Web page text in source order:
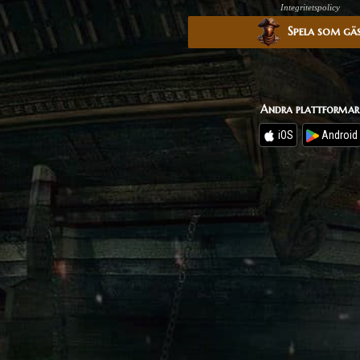
Integritetspolicy
Spela som
Andra plattformar
iOS Android